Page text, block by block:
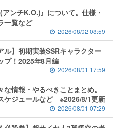
(アンチK.O.)』について。仕様・
一覧など
2026/08/02 08:59
ル】初期実装SSRキャラクター
プ！2025年8月編
2026/08/01 17:59
な情報・やるべきことまとめ。
ケジュールなど ※2026/8/1更新
2026/08/01 07:29